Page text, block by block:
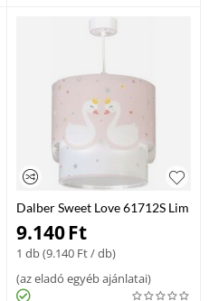
Dalber Sweet Love 61712S Lim
Gyerek Fuggesztek Muanyag
E27 lámpa
9.140Ft
1 db (9.140 Ft/ db)
(az eladó egyéb ajánlatai)